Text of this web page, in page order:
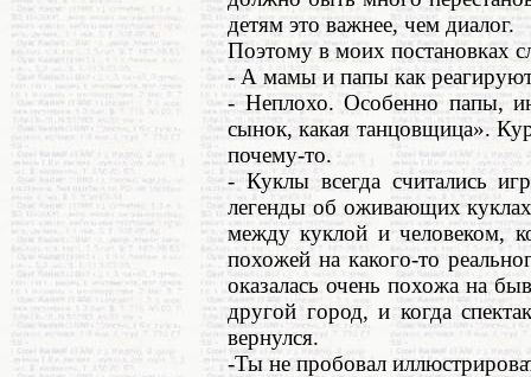
детям это важнее, чем диалог.
Поэтому в моих постановках
- А мамы и папы как
- Неплохо. Особенно папы,
сынок, какая танцовщица».
почему-то.
- Куклы всегда считались
легенды об оживающих
между куклой и человеком,
похожей на какого-то
оказалась очень похожа на
другой город, и когда
вернулся.
-Ты не пробовал